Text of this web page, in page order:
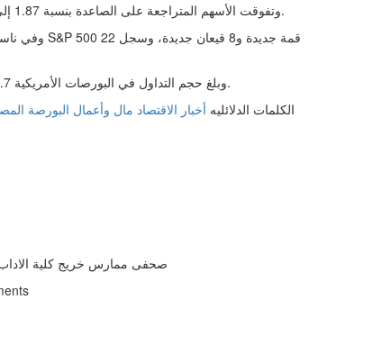
وتفوقت الأسهم المتراجعة على الصاعدة بنسبة 1.87 إلى 1 في بورصة نيويورك، مع تسجيل 179 قمة جديدة و138 قاعًا جديدًا.
وبلغ حجم التداول في البورصات الأمريكية 20.7 مليار سهم، مقارنة بمتوسط 20.6 مليار خلال آخر 20 جلسة تداول.
الكلمات الدلائليه أخبار الاقتصاد مال وأعمال البورصة
صحفى ممارس خريج كلية الاداب